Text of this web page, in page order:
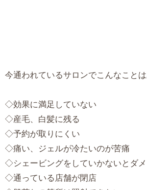
今通われているサロンでこんなこと
◇効果に満足していない
◇産毛、白髪に残る
◇予約が取りにくい
◇痛い、ジェルが冷たいのが苦痛
◇シェービングをしていかないとダメ
◇通っている店舗が閉店